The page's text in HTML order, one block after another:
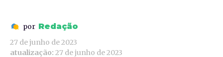
por Redação
27 de junho de 2023
atualização: 27 de junho de 2023